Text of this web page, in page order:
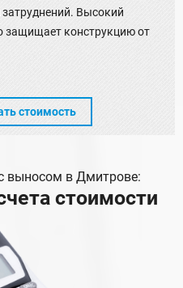
затруднений. Высокий
защищает конструкцию от
стоимость
выносом в Дмитрове:
стоимости